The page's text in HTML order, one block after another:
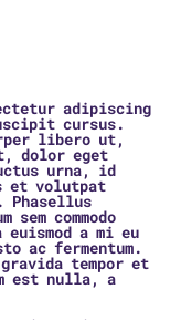
adipiscing
cursus.
libero ut,
dolor eget
urna, id
et volutpat
commodo
a mi eu
ac fermentum.
tempor et
est nulla, a